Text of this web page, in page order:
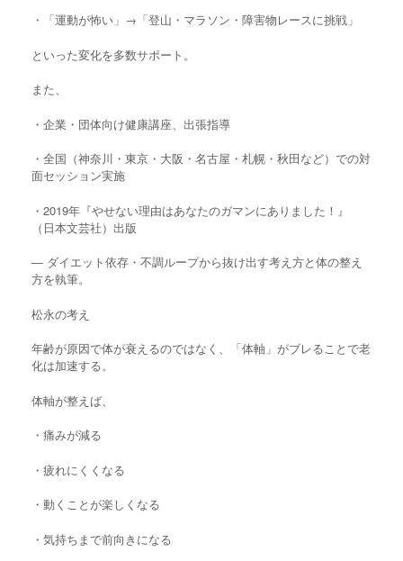
・「運動が怖い」→「登山・マラソン・障害物レースに挑戦」
といった変化を多数サポート。
また、
・企業・団体向け健康講座、出張指導
・全国（神奈川・東京・大阪・名古屋・札幌・秋田など）での対
面セッション実施
・2019年『やせない理由はあなたのガマンにありました！』
（日本文芸社）出版
― ダイエット依存・不調ループから抜け出す考え方と体の整え
方を執筆。
松永の考え
年齢が原因で体が衰えるのではなく、「体軸」がブレることで老
化は加速する。
体軸が整えば、
・痛みが減る
・疲れにくくなる
・動くことが楽しくなる
・気持ちまで前向きになる